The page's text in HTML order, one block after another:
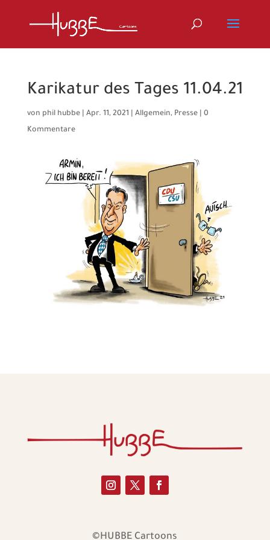
Karikatur des Tages 11.04.21
von phil hubbe| Apr. 11, 2021 Allgemein, Presse| 0
Kommentare
©HUBBE Cartoons